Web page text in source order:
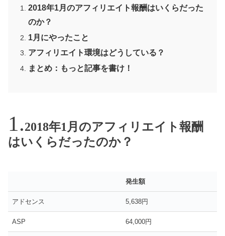
2018年1月のアフィリエイト報酬はいくらだった
のか？
1月にやったこと
アフィリエイト環境はどうしている？
まとめ：もっと記事を書け！
2018年1月のアフィリエイト報酬
はいくらだったのか？
発生額
アドセンス 5,638円
ASP 64,000円